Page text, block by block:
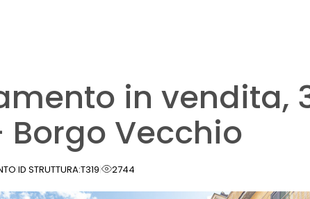
in vendita,
Borgo Vecchio
ID STRUTTURA:T319 2744